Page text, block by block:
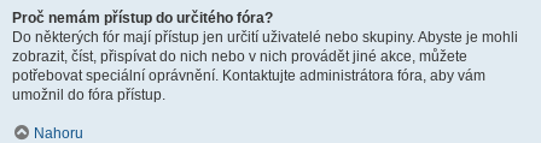
Proč nemám přístup do určitého fóra?
Do některých fór mají přístup jen určití uživatelé nebo skupiny. Abyste je mohli
zobrazit, číst, přispívat do nich nebo v nich provádět jiné akce, můžete
potřebovat speciální oprávnění. Kontaktujte administrátora fóra, aby vám
umožnil do fóra přístup.
Nahoru